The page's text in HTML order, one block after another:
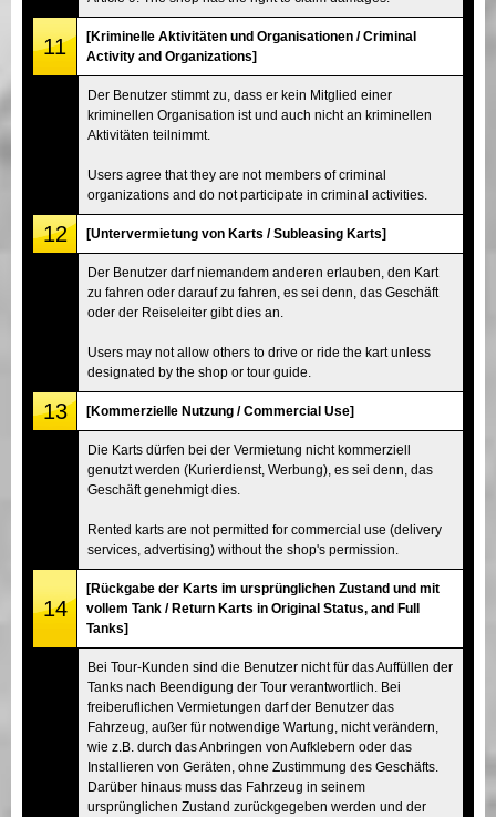
11
[Kriminelle Aktivitäten und Organisationen / Criminal
Activity and Organizations]
Der Benutzer stimmt zu, dass er kein Mitglied einer
kriminellen Organisation ist und auch nicht an kriminellen
Aktivitäten teilnimmt.
Users agree that they are not members of criminal
organizations and do not participate in criminal activities.
12 [Untervermietung von Karts / Subleasing Karts]
Der Benutzer darf niemandem anderen erlauben, den Kart
zu fahren oder darauf zu fahren, es sei denn, das Geschäft
oder der Reiseleiter gibt dies an.
Users may not allow others to drive or ride the kart unless
designated by the shop or tour guide.
13 [Kommerzielle Nutzung / Commercial Use]
Die Karts dürfen bei der Vermietung nicht kommerziell
genutzt werden (Kurierdienst, Werbung), es sei denn, das
Geschäft genehmigt dies.
Rented karts are not permitted for commercial use (delivery
services, advertising) without the shop's permission.
14
[Rückgabe der Karts im ursprünglichen Zustand und mit
vollem Tank / Return Karts in Original Status, and Full
Tanks]
Bei Tour-Kunden sind die Benutzer nicht für das Auffüllen der
Tanks nach Beendigung der Tour verantwortlich. Bei
freiberuflichen Vermietungen darf der Benutzer das
Fahrzeug, außer für notwendige Wartung, nicht verändern,
wie z.B. durch das Anbringen von Aufklebern oder das
Installieren von Geräten, ohne Zustimmung des Geschäfts.
Darüber hinaus muss das Fahrzeug in seinem
ursprünglichen Zustand zurückgegeben werden und der